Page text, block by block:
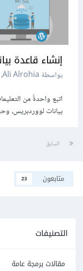
إنشاء قاعدة
بواسطة Ali Alrohia، في
اتبع واحدةً من
بيانات لووردبريس،
السابق
متابعون 23
التصنيفات
مقالات برمجة عامة